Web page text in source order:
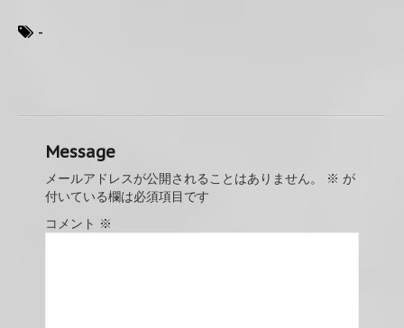
-
Message
メールアドレスが公開されることはありません。 ※ が
付いている欄は必須項目です
コメント ※